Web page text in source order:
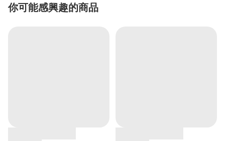
你可能感興趣的商品